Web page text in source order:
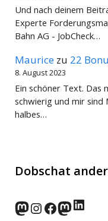
Und nach deinem
Experte
Bahn AG - JobCheck…
Maurice zu 22
8. August 2023
Ein schöner Text. Das
schwierig und mir sind
halbes…
Dobschat
norden.social
Instagram
Facebook
wp-